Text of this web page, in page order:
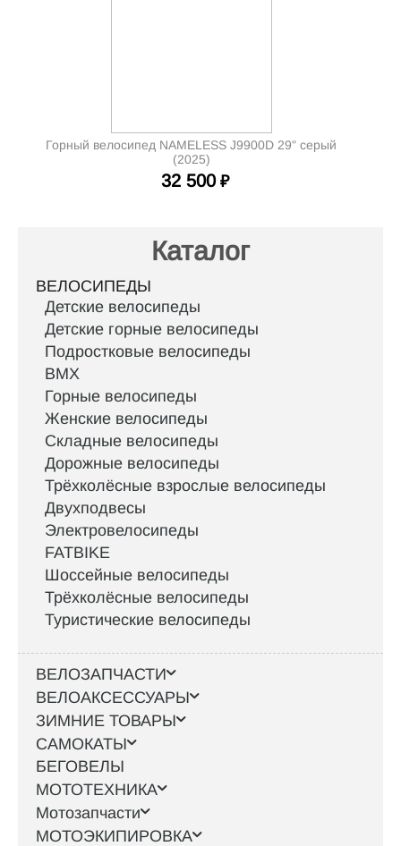
Горный велосипед NAMELESS J9900D 29" серый
(2025)
32 500 ₽
Каталог
ВЕЛОСИПЕДЫ
Детские велосипеды
Детские горные велосипеды
Подростковые велосипеды
BMX
Горные велосипеды
Женские велосипеды
Складные велосипеды
Дорожные велосипеды
Трёхколёсные взрослые велосипеды
Двухподвесы
Электровелосипеды
FATBIKE
Шоссейные велосипеды
Трёхколёсные велосипеды
Туристические велосипеды
ВЕЛОЗАПЧАСТИ
ВЕЛОАКСЕССУАРЫ
ЗИМНИЕ ТОВАРЫ
САМОКАТЫ
БЕГОВЕЛЫ
МОТОТЕХНИКА
Мотозапчасти
МОТОЭКИПИРОВКА